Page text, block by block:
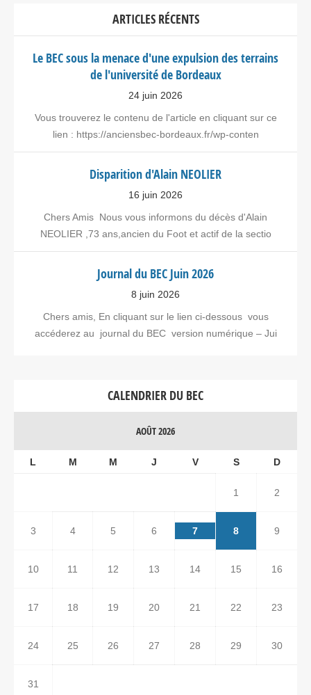
ARTICLES RÉCENTS
Le BEC sous la menace d'une expulsion des terrains
de l'université de Bordeaux
24 juin 2026
Vous trouverez le contenu de l'article en cliquant sur ce
lien : https://anciensbec-bordeaux.fr/wp-conten
Disparition d'Alain NEOLIER
16 juin 2026
Chers Amis Nous vous informons du décès d'Alain
NEOLIER ,73 ans,ancien du Foot et actif de la sectio
Journal du BEC Juin 2026
8 juin 2026
Chers amis, En cliquant sur le lien ci-dessous vous
accéderez au journal du BEC version numérique – Jui
CALENDRIER DU BEC
AOÛT 2026
L M M J V S D
1 2
3 4 5 6 7 8 9
10 11 12 13 14 15 16
17 18 19 20 21 22 23
24 25 26 27 28 29 30
31